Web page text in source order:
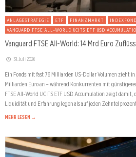
ANLAGESTRATEGIE ETF FINANZMARKT
VANGUARD FTSE ALL-WORLD UCITS ETF USD
Vanguard FTSE All-World: 14 Mrd Euro
31. Juli 2026
Ein Fonds mit fast 76 Milliarden US-Dollar Volumen zieht in
Milliarden Euro an – während Konkurrenten mit
FTSE All-World UCITS ETF USD Accumulation zeigt damit,
Liquidität und Erfahrung legen als auf jeden
MEHR LESEN →